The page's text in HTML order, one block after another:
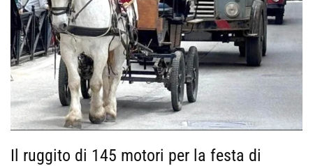
Il ruggito di 145 motori per la festa di